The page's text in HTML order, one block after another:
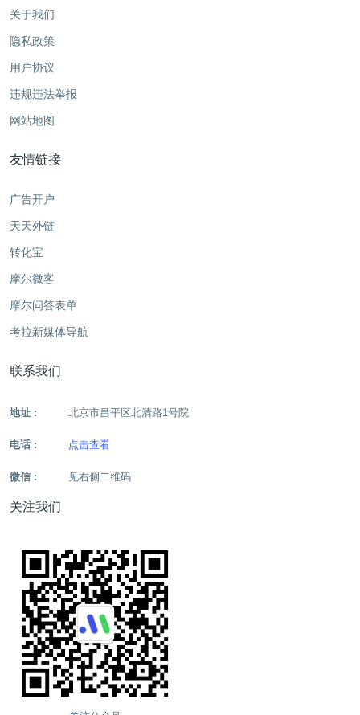
关于我们
隐私政策
用户协议
违规违法举报
网站地图
友情链接
广告开户
天天外链
转化宝
摩尔微客
摩尔问答表单
考拉新媒体导航
联系我们
地址 : 北京市昌平区北清路1号院
电话 : 点击查看
微信 : 见右侧二维码
关注我们